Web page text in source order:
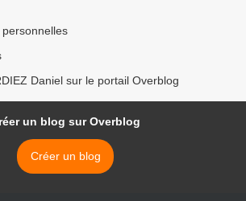
Daniel sur le portail Overblog
un blog sur Overblog
Créer un blog